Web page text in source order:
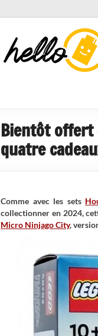
Blog LEGO,
nouveaut�s
Bientôt offert
quatre
Comme avec les sets
collectionner en 2024,
Micro Ninjago City,